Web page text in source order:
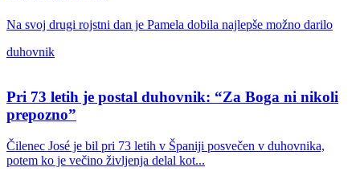
Na svoj drugi rojstni dan je Pamela dobila najlepše možno darilo
duhovnik
Pri 73 letih je postal duhovnik: “Za Boga ni nikoli
prepozno”
Čilenec José je bil pri 73 letih v Španiji posvečen v duhovnika,
potem ko je večino življenja delal kot...